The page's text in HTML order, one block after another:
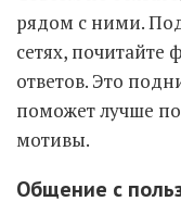
рядом с ними.
сетях,
ответов. Это
поможет лучше
мотивы.
Общение с